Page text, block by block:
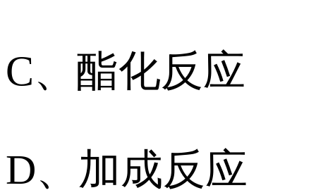
C、酯化反应
D、加成反应